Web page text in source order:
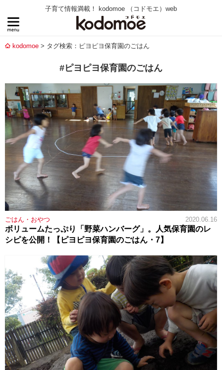
子育て情報満載！ kodomoe （コドモエ）web
kodomoe タグ検索：ピヨピヨ保育園のごはん
#ピヨピヨ保育園のごはん
ごはん・おやつ 2020.06.16
ボリュームたっぷり「野菜ハンバーグ」。人気保育園のレ
シピを公開！【ピヨピヨ保育園のごはん・7】